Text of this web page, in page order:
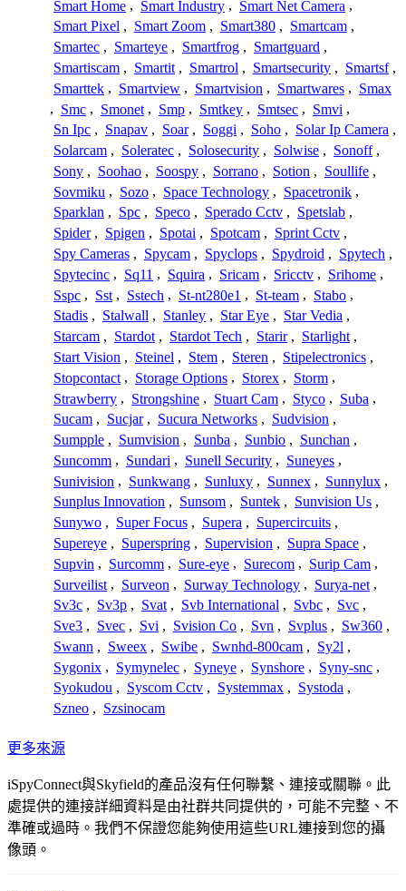
Smart Home , Smart Industry , Smart Net Camera ,
Smart Pixel , Smart Zoom , Smart380 , Smartcam ,
Smartec , Smarteye , Smartfrog , Smartguard ,
Smartiscam , Smartit , Smartrol , Smartsecurity , Smartsf ,
Smarttek , Smartview , Smartvision , Smartwares , Smax
, Smc , Smonet , Smp , Smtkey , Smtsec , Smvi ,
Sn Ipc , Snapav , Soar , Soggi , Soho , Solar Ip Camera ,
Solarcam , Soleratec , Solosecurity , Solwise , Sonoff ,
Sony , Soohao , Soospy , Sorrano , Sotion , Soullife ,
Sovmiku , Sozo , Space Technology , Spacetronik ,
Sparklan , Spc , Speco , Sperado Cctv , Spetslab ,
Spider , Spigen , Spotai , Spotcam , Sprint Cctv ,
Spy Cameras , Spycam , Spyclops , Spydroid , Spytech ,
Spytecinc , Sq11 , Squira , Sricam , Sricctv , Srihome ,
Sspc , Sst , Sstech , St-nt280e1 , St-team , Stabo ,
Stadis , Stalwall , Stanley , Star Eye , Star Vedia ,
Starcam , Stardot , Stardot Tech , Starir , Starlight ,
Start Vision , Steinel , Stem , Steren , Stipelectronics ,
Stopcontact , Storage Options , Storex , Storm ,
Strawberry , Strongshine , Stuart Cam , Styco , Suba ,
Sucam , Sucjar , Sucura Networks , Sudvision ,
Sumpple , Sumvision , Sunba , Sunbio , Sunchan ,
Suncomm , Sundari , Sunell Security , Suneyes ,
Sunivision , Sunkwang , Sunluxy , Sunnex , Sunnylux ,
Sunplus Innovation , Sunsom , Suntek , Sunvision Us ,
Sunywo , Super Focus , Supera , Supercircuits ,
Supereye , Superspring , Supervision , Supra Space ,
Supvin , Surcomm , Sure-eye , Surecom , Surip Cam ,
Surveilist , Surveon , Surway Technology , Surya-net ,
Sv3c , Sv3p , Svat , Svb International , Svbc , Svc ,
Sve3 , Svec , Svi , Svision Co , Svn , Svplus , Sw360 ,
Swann , Sweex , Swibe , Swnhd-800cam , Sy2l ,
Sygonix , Symynelec , Syneye , Synshore , Syny-snc ,
Syokudou , Syscom Cctv , Systemmax , Systoda ,
Szneo , Szsinocam
更多來源
iSpyConnect與Skyfield的產品沒有任何聯繫、連接或關聯。此
處提供的連接詳細資料是由社群共同提供的，可能不完整、不
準確或過時。我們不保證您能夠使用這些URL連接到您的攝
像頭。